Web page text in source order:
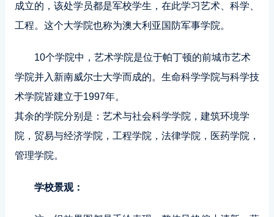
成立的，该处学员都是军校学生，在此学习艺术、科学、
工程。这个大学院也称为澳大利亚国防军事学院。
10个学院中，艺术学院是位于帕丁顿的前城市艺术
学院并入新南威尔士大学而成的。生命科学学院与科学技
术学院皆建立于1997年。
其余的学院分别是：艺术与社会科学学院，建筑环境学
院，贸易与经济学院，工程学院，法律学院，医药学院，
管理学院。
学校景观：